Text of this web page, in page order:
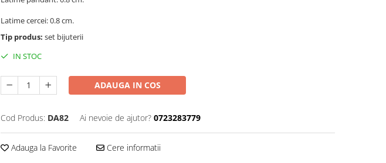
Latime cercei: 0.8 cm.
Tip produs: set bijuterii
IN STOC
ADAUGA IN COS
Cod Produs: DA82 Ai nevoie de ajutor? 0723283779
Adauga la Favorite Cere informatii